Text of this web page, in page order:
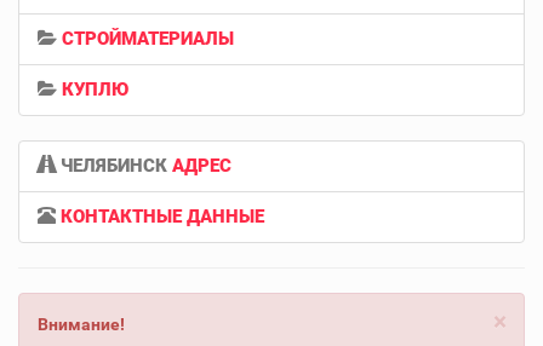
СТРОЙМАТЕРИАЛЫ
КУПЛЮ
ЧЕЛЯБИНСК АДРЕС
КОНТАКТНЫЕ ДАННЫЕ
×
Внимание!